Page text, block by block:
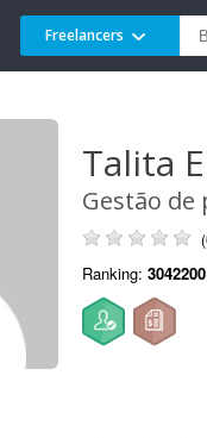
Freelancers
Talita
Gestão de
Ranking: 3042200